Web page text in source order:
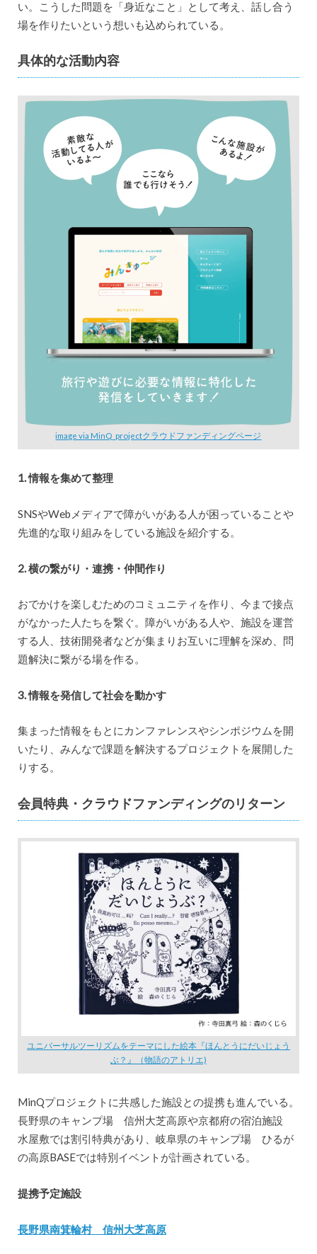
い。こうした問題を「身近なこと」として考え、話し合う
場を作りたいという想いも込められている。
具体的な活動内容
image via MinQ_projectクラウドファンディングページ
1. 情報を集めて整理
SNSやWebメディアで障がいがある人が困っていることや
先進的な取り組みをしている施設を紹介する。
2. 横の繋がり・連携・仲間作り
おでかけを楽しむためのコミュニティを作り、今まで接点
がなかった人たちを繋ぐ。障がいがある人や、施設を運営
する人、技術開発者などが集まりお互いに理解を深め、問
題解決に繋がる場を作る。
3. 情報を発信して社会を動かす
集まった情報をもとにカンファレンスやシンポジウムを開
いたり、みんなで課題を解決するプロジェクトを展開した
りする。
会員特典・クラウドファンディングのリターン
ユニバーサルツーリズムをテーマにした絵本『ほんとうにだいじょう
ぶ？』（物語のアトリエ)
MinQプロジェクトに共感した施設との提携も進んでいる。
長野県のキャンプ場 信州大芝高原や京都府の宿泊施設
水屋敷では割引特典があり、岐阜県のキャンプ場 ひるが
の高原BASEでは特別イベントが計画されている。
提携予定施設
長野県南箕輪村 信州大芝高原